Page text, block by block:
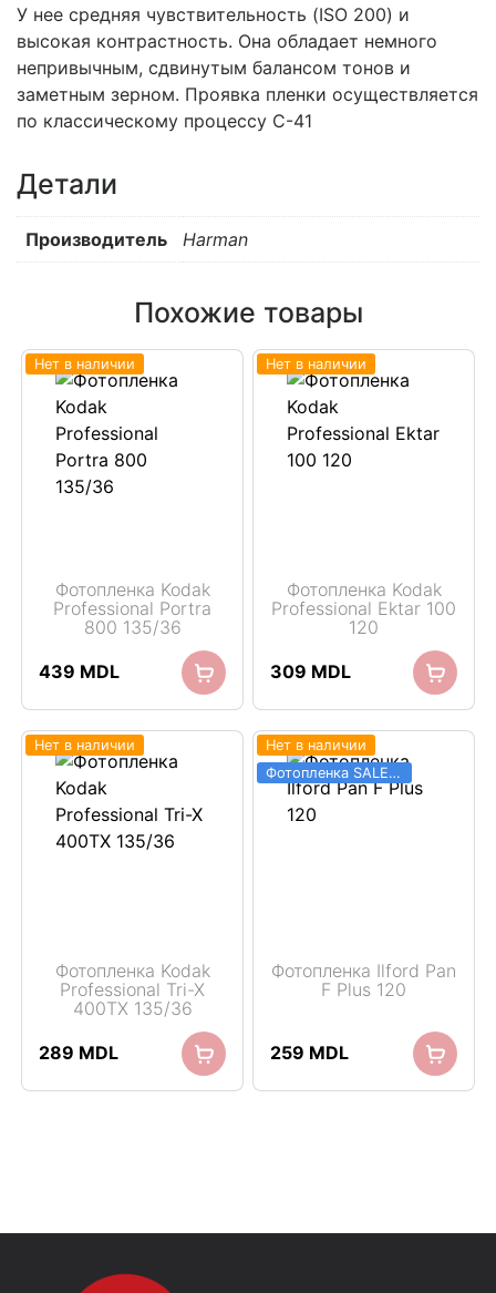
У нее средняя чувствительность (ISO 200) и
высокая контрастность. Она обладает немного
непривычным, сдвинутым балансом тонов и
заметным зерном. Проявка пленки осуществляется
по классическому процессу С-41
Детали
Производитель Harman
Похожие товары
Нет в наличии
Фотопленка Kodak
Professional Portra
800 135/36
439 MDL
Нет в наличии
Фотопленка Kodak
Professional Ektar 100
120
309 MDL
Нет в наличии
Фотопленка Kodak
Professional Tri-X
400TX 135/36
289 MDL
Нет в наличии
Фотопленка SALE 03.06 - 31.08
Фотопленка Ilford Pan
F Plus 120
259 MDL